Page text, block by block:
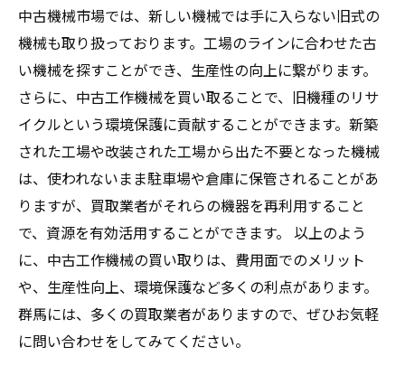
中古機械市場では、新しい機械では手に入らない旧式の
機械も取り扱っております。工場のラインに合わせた古
い機械を探すことができ、生産性の向上に繋がります。
さらに、中古工作機械を買い取ることで、旧機種のリサ
イクルという環境保護に貢献することができます。新築
された工場や改装された工場から出た不要となった機械
は、使われないまま駐車場や倉庫に保管されることがあ
りますが、買取業者がそれらの機器を再利用すること
で、資源を有効活用することができます。 以上のよう
に、中古工作機械の買い取りは、費用面でのメリット
や、生産性向上、環境保護など多くの利点があります。
群馬には、多くの買取業者がありますので、ぜひお気軽
に問い合わせをしてみてください。